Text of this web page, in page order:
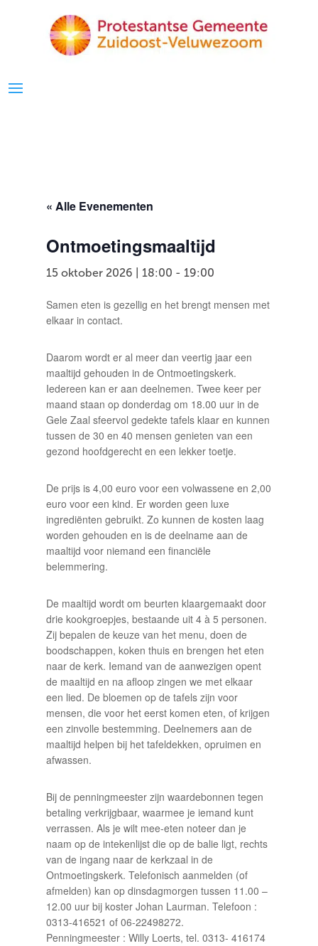
« Alle Evenementen
Ontmoetingsmaaltijd
15 oktober 2026 | 18:00 - 19:00
Samen eten is gezellig en het brengt mensen met
elkaar in contact.
Daarom wordt er al meer dan veertig jaar een
maaltijd gehouden in de Ontmoetingskerk.
Iedereen kan er aan deelnemen. Twee keer per
maand staan op donderdag om 18.00 uur in de
Gele Zaal sfeervol gedekte tafels klaar en kunnen
tussen de 30 en 40 mensen genieten van een
gezond hoofdgerecht en een lekker toetje.
De prijs is 4,00 euro voor een volwassene en 2,00
euro voor een kind. Er worden geen luxe
ingrediënten gebruikt. Zo kunnen de kosten laag
worden gehouden en is de deelname aan de
maaltijd voor niemand een financiële
belemmering.
De maaltijd wordt om beurten klaargemaakt door
drie kookgroepjes, bestaande uit 4 à 5 personen.
Zij bepalen de keuze van het menu, doen de
boodschappen, koken thuis en brengen het eten
naar de kerk. Iemand van de aanwezigen opent
de maaltijd en na afloop zingen we met elkaar
een lied. De bloemen op de tafels zijn voor
mensen, die voor het eerst komen eten, of krijgen
een zinvolle bestemming. Deelnemers aan de
maaltijd helpen bij het tafeldekken, opruimen en
afwassen.
Bij de penningmeester zijn waardebonnen tegen
betaling verkrijgbaar, waarmee je iemand kunt
verrassen. Als je wilt mee-eten noteer dan je
naam op de intekenlijst die op de balie ligt, rechts
van de ingang naar de kerkzaal in de
Ontmoetingskerk. Telefonisch aanmelden (of
afmelden) kan op dinsdagmorgen tussen 11.00 –
12.00 uur bij koster Johan Laurman. Telefoon :
0313-416521 of 06-22498272.
Penningmeester : Willy Loerts, tel. 0313- 416174